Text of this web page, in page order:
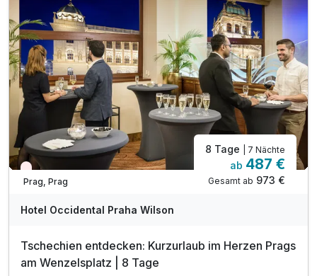
inkl. VIP Pflegeserie / Badezimmerartikel
inkl. WLAN Nutzung im Hotel
*nach Verfügbarkeit möglich
Wieder frei ab September
Prag, Prag
8 Tage | 7 Nächte
ab 487 €
Gesamt ab 973 €
Hotel Occidental Praha Wilson
Tschechien entdecken: Kurzurlaub im Herzen Prags
am Wenzelsplatz | 8 Tage